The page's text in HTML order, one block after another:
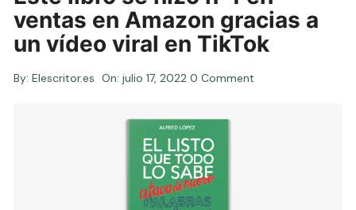
ventas en Amazon gracias a
un vídeo viral en TikTok
By: Elescritor.es On:julio 17, 2022 0 Comment